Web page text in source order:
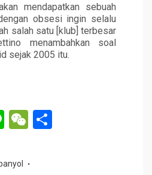
mendapatkan sebuah
obsesi ingin selalu
salah satu [klub] terbesar
menambahkan soal
sejak 2005 itu.
Li
e
W
C